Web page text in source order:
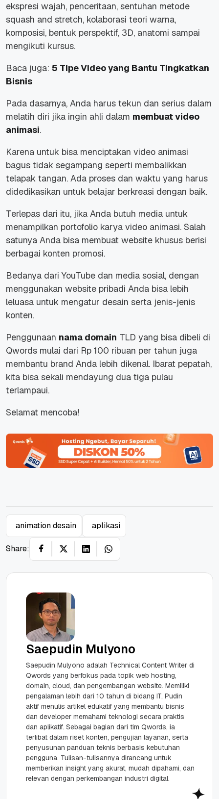
ekspresi wajah, penceritaan, sentuhan metode
squash and stretch, kolaborasi teori warna,
komposisi, bentuk perspektif, 3D, anatomi sampai
mengikuti kursus.
Baca juga: 5 Tipe Video yang Bantu Tingkatkan
Bisnis
Pada dasarnya, Anda harus tekun dan serius dalam
melatih diri jika ingin ahli dalam membuat video
animasi.
Karena untuk bisa menciptakan video animasi
bagus tidak segampang seperti membalikkan
telapak tangan. Ada proses dan waktu yang harus
didedikasikan untuk belajar berkreasi dengan baik.
Terlepas dari itu, jika Anda butuh media untuk
menampilkan portofolio karya video animasi. Salah
satunya Anda bisa membuat website khusus berisi
berbagai konten promosi.
Bedanya dari YouTube dan media sosial, dengan
menggunakan website pribadi Anda bisa lebih
leluasa untuk mengatur desain serta jenis-jenis
konten.
Penggunaan nama domain TLD yang bisa dibeli di
Qwords mulai dari Rp 100 ribuan per tahun juga
membantu brand Anda lebih dikenal. Ibarat pepatah,
kita bisa sekali mendayung dua tiga pulau
terlampaui.
Selamat mencoba!
animation desain aplikasi
Share:
Saepudin Mulyono
Saepudin Mulyono adalah Technical Content Writer di
Qwords yang berfokus pada topik web hosting,
domain, cloud, dan pengembangan website. Memiliki
pengalaman lebih dari 10 tahun di bidang IT, Pudin
aktif menulis artikel edukatif yang membantu bisnis
dan developer memahami teknologi secara praktis
dan aplikatif. Sebagai bagian dari tim Qwords, ia
terlibat dalam riset konten, pengujian layanan, serta
penyusunan panduan teknis berbasis kebutuhan
pengguna. Tulisan-tulisannya dirancang untuk
memberikan insight yang akurat, mudah dipahami, dan
relevan dengan perkembangan industri digital.